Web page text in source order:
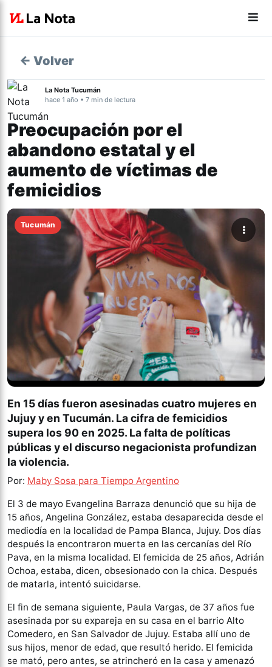
← Volver
La Nota Tucumán
hace 1 año • 7 min de lectura
Preocupación por el
abandono estatal y el
aumento de víctimas de
femicidios
Tucumán
En 15 días fueron asesinadas cuatro mujeres en
Jujuy y en Tucumán. La cifra de femicidios
supera los 90 en 2025. La falta de políticas
públicas y el discurso negacionista profundizan
la violencia.
Por: Maby Sosa para Tiempo Argentino
El 3 de mayo Evangelina Barraza denunció que su hija de
15 años, Angelina González, estaba desaparecida desde el
mediodía en la localidad de Pampa Blanca, Jujuy. Dos días
después la encontraron muerta en las cercanías del Río
Pava, en la misma localidad. El femicida de 25 años, Adrián
Ochoa, estaba, dicen, obsesionado con la chica. Después
de matarla, intentó suicidarse.
El fin de semana siguiente, Paula Vargas, de 37 años fue
asesinada por su expareja en su casa en el barrio Alto
Comedero, en San Salvador de Jujuy. Estaba allí uno de
sus hijos, menor de edad, que resultó herido. El femicida
se mató, pero antes, se atrincheró en la casa y amenazó